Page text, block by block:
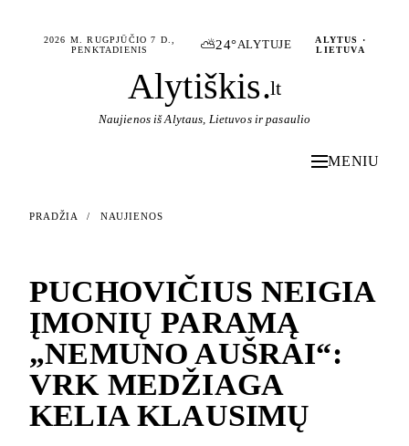
2026 M. RUGPJŪČIO 7 D.,
PENKTADIENIS
⛅24°ALYTUJE
ALYTUS ·
LIETUVA
Alytiškis.lt
Naujienos iš Alytaus, Lietuvos ir pasaulio
MENIU
PRADŽIA / NAUJIENOS
PUCHOVIČIUS NEIGIA
ĮMONIŲ PARAMĄ
„NEMUNO AUŠRAI“:
VRK MEDŽIAGA
KELIA KLAUSIMŲ